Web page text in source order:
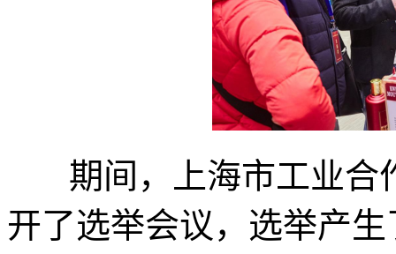
期间，上海市工业合
开了选举会议，选举产